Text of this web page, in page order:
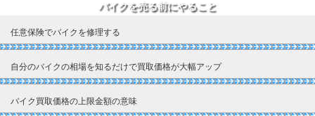
バイクを売る前にやること
任意保険でバイクを修理する
自分のバイクの相場を知るだけで買取価格が大幅アップ
バイク買取価格の上限金額の意味